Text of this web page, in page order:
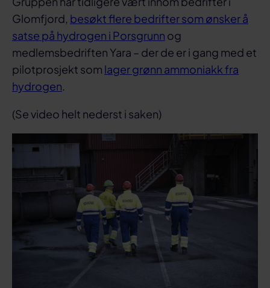
Glomfjord, besøkt flere bedrifter som ønsker å
satse på hydrogen i Porsgrunn og
medlemsbedriften Yara – der de er i gang med et
pilotprosjekt som lager grønn ammoniakk fra
hydrogen.
(Se video helt nederst i saken)